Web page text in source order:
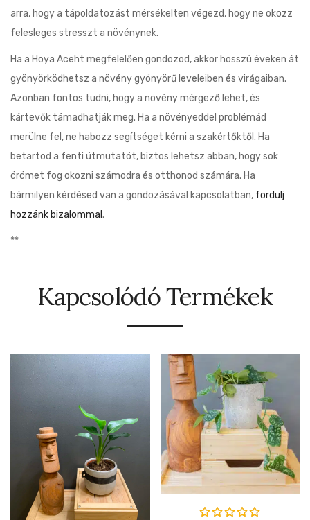
arra, hogy a tápoldatozást mérsékelten végezd, hogy ne okozz
felesleges stresszt a növénynek.
Ha a Hoya Aceht megfelelően gondozod, akkor hosszú éveken át
gyönyörködhetsz a növény gyönyörű leveleiben és virágaiban.
Azonban fontos tudni, hogy a növény mérgező lehet, és
kártevők támadhatják meg. Ha a növényeddel problémád
merülne fel, ne habozz segítséget kérni a szakértőktől. Ha
betartod a fenti útmutatót, biztos lehetsz abban, hogy sok
örömet fog okozni számodra és otthonod számára. Ha
bármilyen kérdésed van a gondozásával kapcsolatban, fordulj
hozzánk bizalommal .
**
Kapcsolódó Termékek